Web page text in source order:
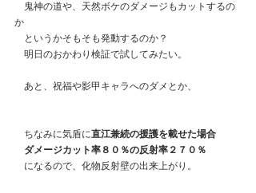
鬼神の道や、天然ボケのダメージもカットするの
か
というかそもそも発動するのか？
明日のおかわり検証で試してみたい。
あと、祝福や影甲キャラへのダメとか、
ちなみに気盾に直江兼続の援護を載せた場合
ダメージカット率８０％の反射率２７０％
になるので、化物反射壁の出来上がり。